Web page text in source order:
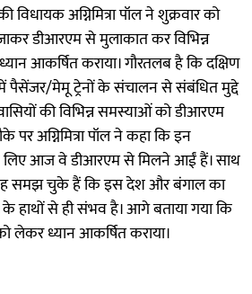
अग्निमित्रा पॉल ने शुक्रवार को
डीआरएम से मुलाकात कर विभिन्न
आकर्षित कराया। गौरतलब है कि दक्षिण
में पैसेंजर/मेमू ट्रेनों के संचालन से संबंधित मुद्दे
की विभिन्न समस्याओं को डीआरएम
पर अग्निमित्रा पॉल ने कहा कि इन
आज वे डीआरएम से मिलने आईं हैं। साथ
समझ चुके हैं कि इस देश और बंगाल का
के हाथों से ही संभव है। आगे बताया गया कि
लेकर ध्यान आकर्षित कराया।